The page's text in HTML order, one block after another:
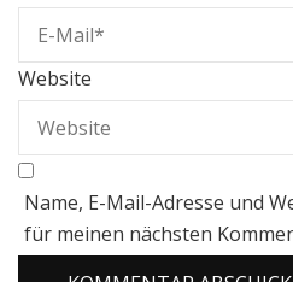
Website
Name, E-Mail-Adresse und
für meinen nächsten